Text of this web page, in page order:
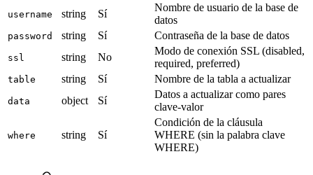
username string Sí
Nombre de usuario de la base de
datos
password string Sí Contraseña de la base de datos
ssl string No
Modo de conexión SSL (disabled,
required, preferred)
table string Sí Nombre de la tabla a actualizar
data object Sí
Datos a actualizar como pares
clave-valor
where string Sí
Condición de la cláusula
WHERE (sin la palabra clave
WHERE)